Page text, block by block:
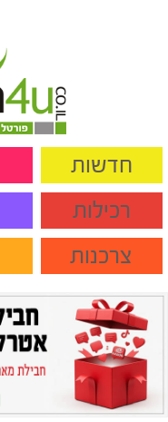
חדשות
רכילות
צרכנות